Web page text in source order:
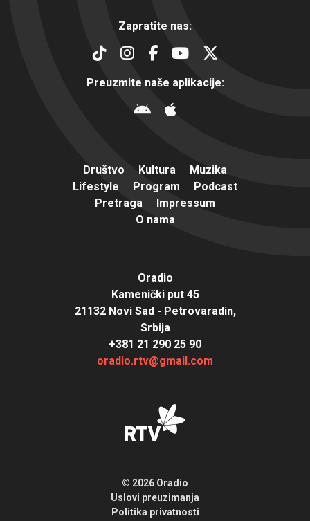
Zapratite nas:
Preuzmite naše aplikacije:
Društvo Kultura
Muzika
Lifestyle
Program
Podcast
Pretraga
Impressum
O nama
Oradio
Kamenički put 45
21132 Novi Sad - Petrovaradin,
Srbija
+381 21 290 25 90
oradio.rtv@gmail.com
© 2026 Oradio
Uslovi preuzimanja
Politika privatnosti